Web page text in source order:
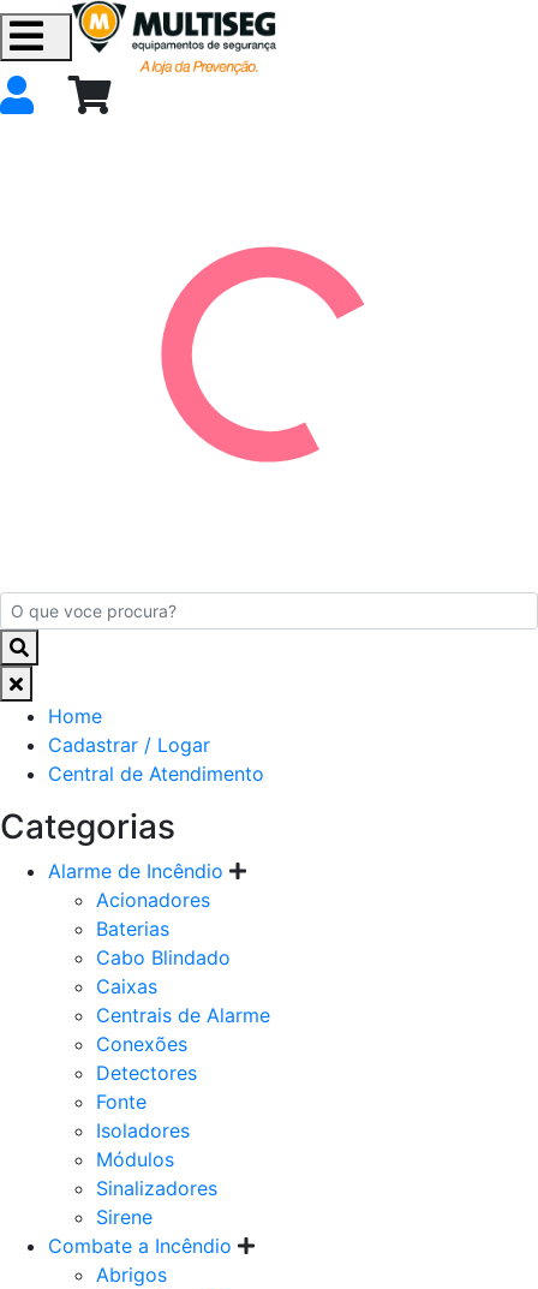
Home
Cadastrar / Logar
Central de Atendimento
Categorias
Alarme de Incêndio
Acionadores
Baterias
Cabo Blindado
Caixas
Centrais de Alarme
Conexões
Detectores
Fonte
Isoladores
Módulos
Sinalizadores
Sirene
Combate a Incêndio
Abrigos